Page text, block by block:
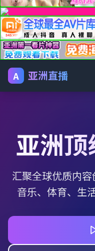
A 亚洲直播
亚洲
汇聚全球优质内容
音乐、体育、生